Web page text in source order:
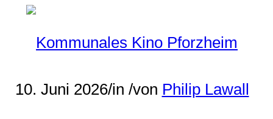
10. Juni 2026/in /von Philip Lawall